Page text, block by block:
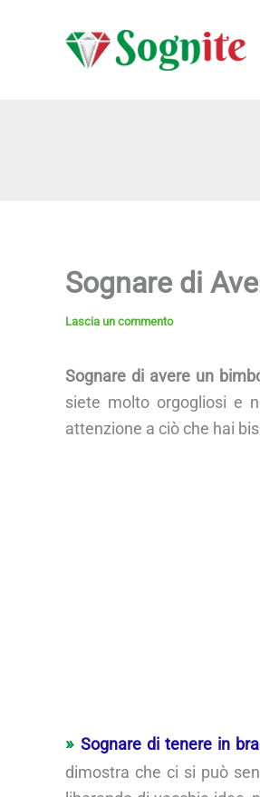
Sognare di
Lascia un commento
Sognare di avere un
siete molto orgogliosi e
attenzione a ciò che hai
Sognare di tenere in
dimostra che ci si può